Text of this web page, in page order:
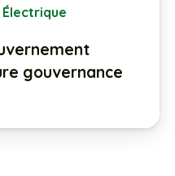
gouvernance